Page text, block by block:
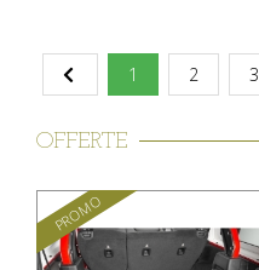
1 2 3
OFFERTE
PROMO